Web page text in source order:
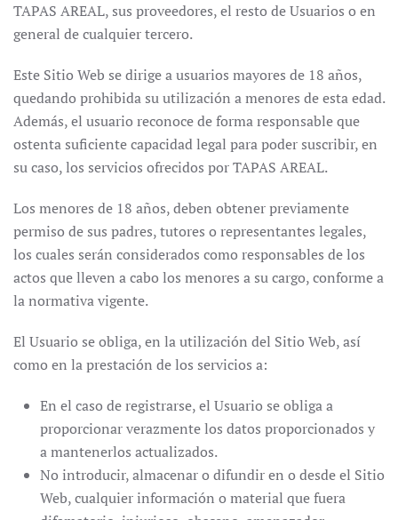
TAPAS AREAL, sus proveedores, el resto de Usuarios o en
general de cualquier tercero.
Este Sitio Web se dirige a usuarios mayores de 18 años,
quedando prohibida su utilización a menores de esta edad.
Además, el usuario reconoce de forma responsable que
ostenta suficiente capacidad legal para poder suscribir, en
su caso, los servicios ofrecidos por TAPAS AREAL.
Los menores de 18 años, deben obtener previamente
permiso de sus padres, tutores o representantes legales,
los cuales serán considerados como responsables de los
actos que lleven a cabo los menores a su cargo, conforme a
la normativa vigente.
El Usuario se obliga, en la utilización del Sitio Web, así
como en la prestación de los servicios a:
En el caso de registrarse, el Usuario se obliga a
proporcionar verazmente los datos proporcionados y
a mantenerlos actualizados.
No introducir, almacenar o difundir en o desde el Sitio
Web, cualquier información o material que fuera